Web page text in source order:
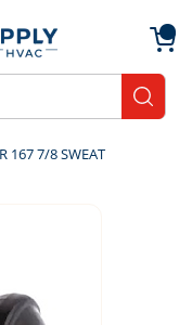
167 7/8 SWEAT